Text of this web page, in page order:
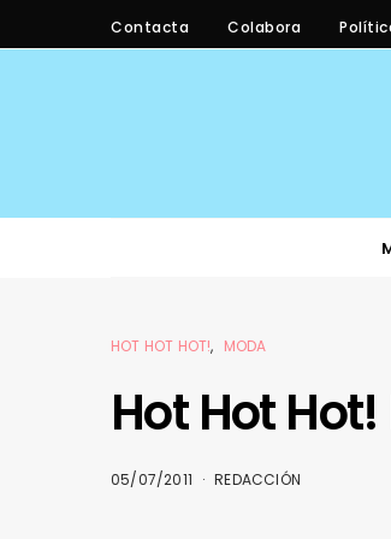
Contacta Colabora
HOT HOT HOT! MODA
Hot Hot
05/07/2011 REDACCIÓN